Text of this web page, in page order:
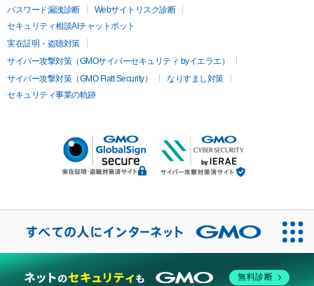
パスワード漏洩診断
Webサイトリスク診断
セキュリティ相談AIチャットボット
実在証明・盗聴対策
サイバー攻撃対策（GMOサイバーセキュリティ byイエラエ）
サイバー攻撃対策（GMO Flatt Security）
なりすまし対策
セキュリティ事業の軌跡
無料診断